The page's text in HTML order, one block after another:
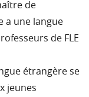
de
a une langue
de FLE
étrangère se
jeunes